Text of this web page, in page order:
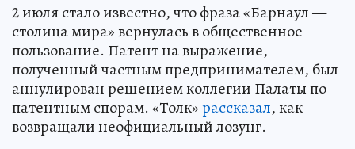
2 июля стало известно, что фраза «Барнаул —
столица мира» вернулась в общественное
пользование. Патент на выражение,
полученный частным предпринимателем, был
аннулирован решением коллегии Палаты по
патентным спорам. «Толк»рассказал, как
возвращали неофициальный лозунг.